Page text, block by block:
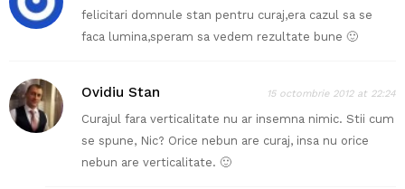
felicitari domnule stan pentru curaj,era cazul sa se
faca lumina,speram sa vedem rezultate bune 🙂
Ovidiu Stan 15 octombrie 2012 at 22:24
Curajul fara verticalitate nu ar insemna nimic. Stii cum
se spune, Nic? Orice nebun are curaj, insa nu orice
nebun are verticalitate. 🙂